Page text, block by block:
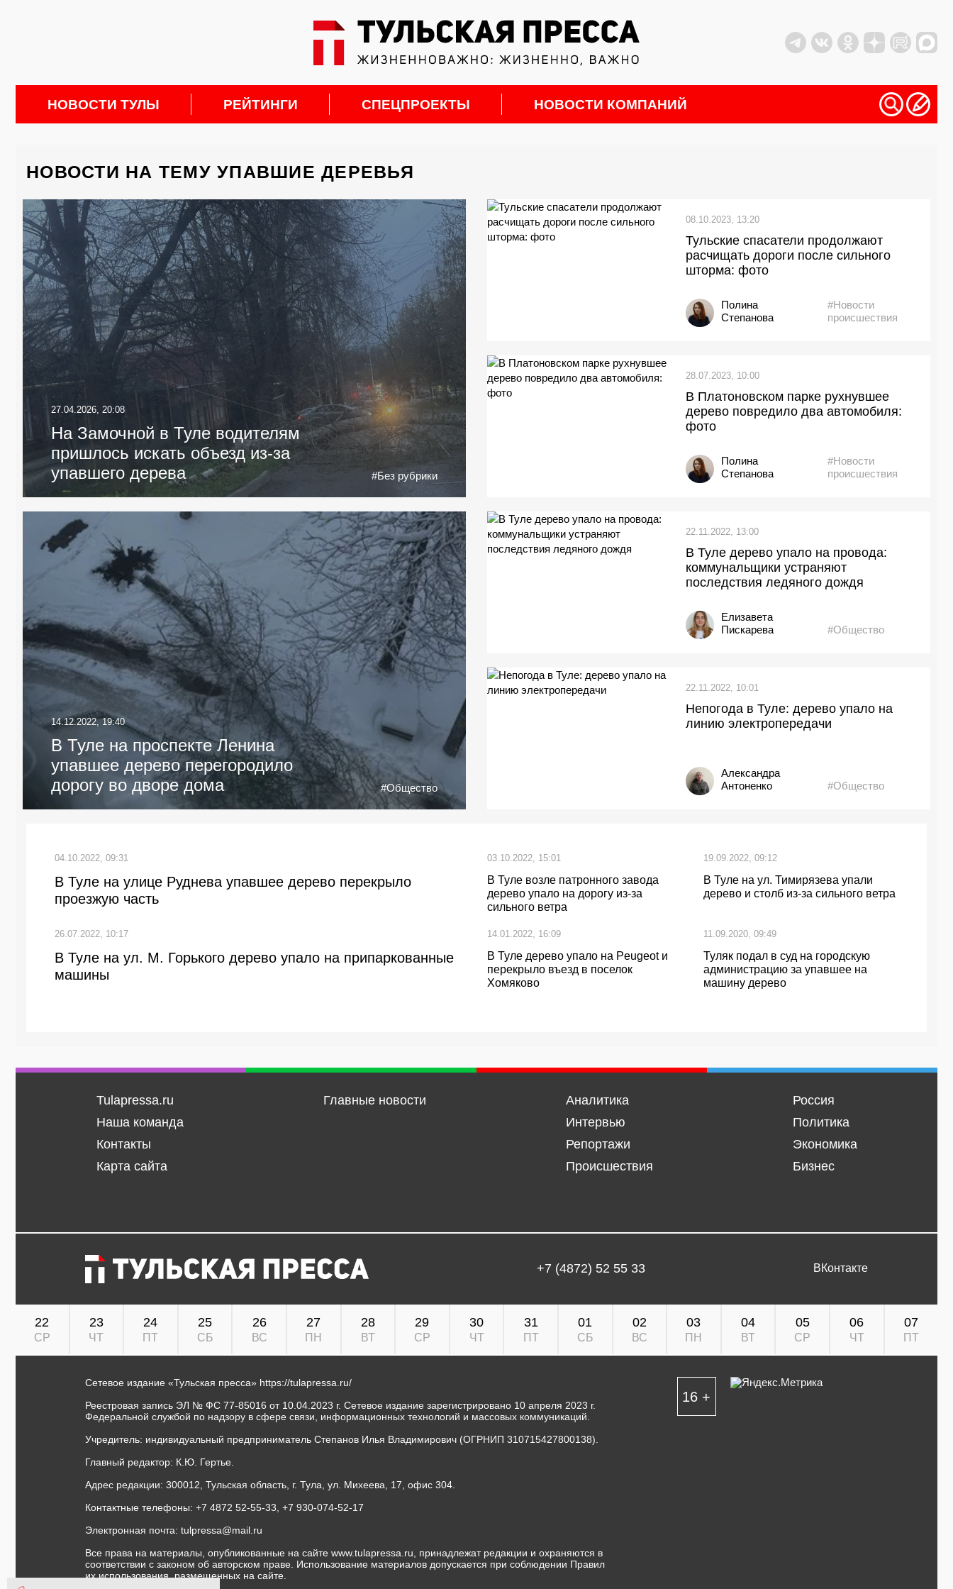
НОВОСТИ ТУЛЫ РЕЙТИНГИ СПЕЦПРОЕКТЫ НОВОСТИ КОМПАНИЙ
НОВОСТИ НА ТЕМУ УПАВШИЕ ДЕРЕВЬЯ
27.04.2026, 20:08
На Замочной в Туле водителям
пришлось искать объезд из-за
упавшего дерева
#Без рубрики
08.10.2023, 13:20
Тульские спасатели продолжают
расчищать дороги после сильного
шторма: фото
Полина
Степанова
#Новости
происшествия
28.07.2023, 10:00
В Платоновском парке рухнувшее
дерево повредило два автомобиля:
фото
Полина
Степанова
#Новости
происшествия
14.12.2022, 19:40
В Туле на проспекте Ленина
упавшее дерево перегородило
дорогу во дворе дома
#Общество
22.11.2022, 13:00
В Туле дерево упало на провода:
коммунальщики устраняют
последствия ледяного дождя
Елизавета
Пискарева
#Общество
22.11.2022, 10:01
Непогода в Туле: дерево упало на
линию электропередачи
Александра
Антоненко
#Общество
04.10.2022, 09:31
В Туле на улице Руднева упавшее дерево перекрыло
проезжую часть
03.10.2022, 15:01
В Туле возле патронного завода
дерево упало на дорогу из-за
сильного ветра
19.09.2022, 09:12
В Туле на ул. Тимирязева упали
дерево и столб из-за сильного ветра
26.07.2022, 10:17
В Туле на ул. М. Горького дерево упало на припаркованные
машины
14.01.2022, 16:09
В Туле дерево упало на Peugeot и
перекрыло въезд в поселок
Хомяково
11.09.2020, 09:49
Туляк подал в суд на городскую
администрацию за упавшее на
машину дерево
Tulapressa.ru
Наша команда
Контакты
Карта сайта
Главные новости
Аналитика
Интервью
Репортажи
Происшествия
Россия
Политика
Экономика
Бизнес
+7 (4872) 52 55 33 ВКонтакте
22
СР
23
ЧТ
24
ПТ
25
СБ
26
ВС
27
ПН
28
ВТ
29
СР
30
ЧТ
31
ПТ
01
СБ
02
ВС
03
ПН
04
ВТ
05
СР
06
ЧТ
07
ПТ
Сетевое издание «Тульская пресса» https://tulapressa.ru/
Реестровая запись ЭЛ № ФС 77-85016 от 10.04.2023 г. Сетевое издание зарегистрировано 10 апреля 2023 г.
Федеральной службой по надзору в сфере связи, информационных технологий и массовых коммуникаций.
Учредитель: индивидуальный предприниматель Степанов Илья Владимирович (ОГРНИП 310715427800138).
Главный редактор: К.Ю. Гертье.
Адрес редакции: 300012, Тульская область, г. Тула, ул. Михеева, 17, офис 304.
Контактные телефоны: +7 4872 52-55-33, +7 930-074-52-17
Электронная почта: tulpressa@mail.ru
Все права на материалы, опубликованные на сайте www.tulapressa.ru, принадлежат редакции и охраняются в
соответствии с законом об авторском праве. Использование материалов допускается при соблюдении Правил
их использования, размещенных на сайте.
16 +